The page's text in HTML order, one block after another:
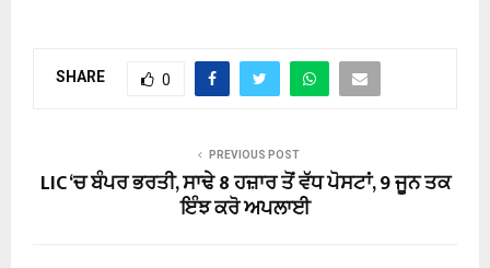
SHARE 0
PREVIOUS POST
LIC ‘ਚ ਬੰਪਰ ਭਰਤੀ, ਸਾਢੇ 8 ਹਜ਼ਾਰ ਤੋਂ ਵੱਧ ਪੋਸਟਾਂ, 9 ਜੂਨ ਤਕ
ਇੰਝ ਕਰੋ ਅਪਲਾਈ